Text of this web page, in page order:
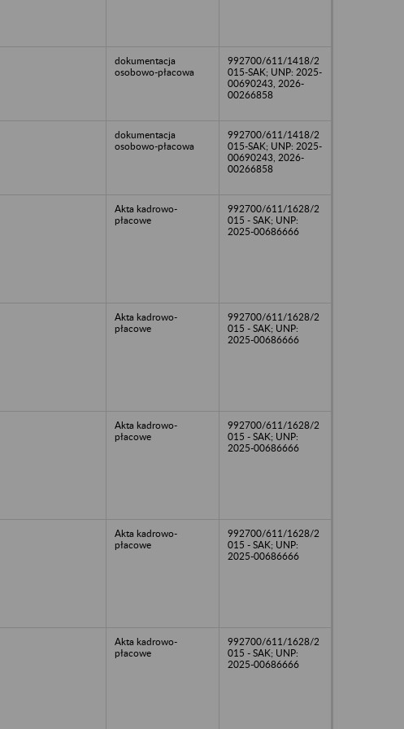
dokumentacja
osobowo-płacowa
992700/611/1418/2
015-SAK; UNP: 2025-
00690243, 2026-
00266858
dokumentacja
osobowo-płacowa
992700/611/1418/2
015-SAK; UNP: 2025-
00690243, 2026-
00266858
Akta kadrowo-
płacowe
992700/611/1628/2
015 - SAK; UNP:
2025-00686666
Akta kadrowo-
płacowe
992700/611/1628/2
015 - SAK; UNP:
2025-00686666
Akta kadrowo-
płacowe
992700/611/1628/2
015 - SAK; UNP:
2025-00686666
Akta kadrowo-
płacowe
992700/611/1628/2
015 - SAK; UNP:
2025-00686666
Akta kadrowo-
płacowe
992700/611/1628/2
015 - SAK; UNP:
2025-00686666